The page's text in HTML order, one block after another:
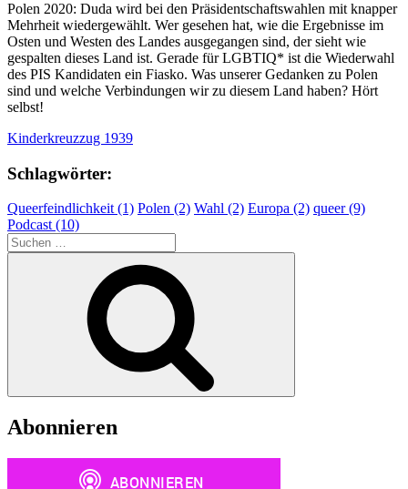
Polen 2020: Duda wird bei den Präsidentschaftswahlen mit knapper
Mehrheit wiedergewählt. Wer gesehen hat, wie die Ergebnisse im
Osten und Westen des Landes ausgegangen sind, der sieht wie
gespalten dieses Land ist. Gerade für LGBTIQ* ist die Wiederwahl
des PIS Kandidaten ein Fiasko. Was unserer Gedanken zu Polen
sind und welche Verbindungen wir zu diesem Land haben? Hört
selbst!
Kinderkreuzzug 1939
Schlagwörter:
Queerfeindlichkeit (1) Polen (2) Wahl (2) Europa (2) queer (9)
Podcast (10)
Suchen
nach:
Abonnieren